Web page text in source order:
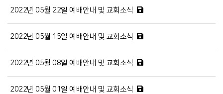
2022년 05월 22일 예배안내 및 교회소식
2022년 05월 15일 예배안내 및 교회소식
2022년 05월 08일 예배안내 및 교회소식
2022년 05월 01일 예배안내 및 교회소식